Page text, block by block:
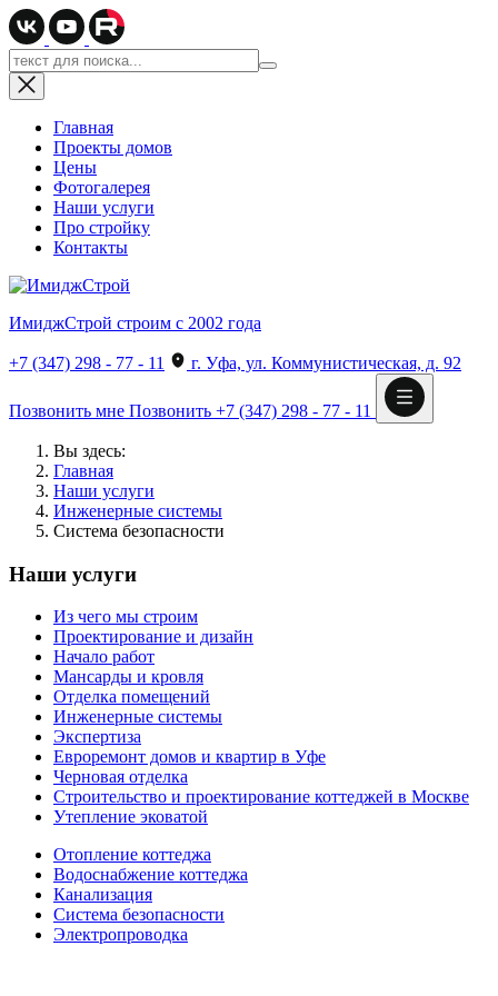
Главная
Проекты домов
Цены
Фотогалерея
Наши услуги
Про стройку
Контакты
ИмиджСтрой строим с 2002 года
+7 (347) 298 - 77 - 11 г. Уфа, ул. Коммунистическая, д. 92
Позвонить мне Позвонить +7 (347) 298 - 77 - 11
Вы здесь:
Главная
Наши услуги
Инженерные системы
Система безопасности
Наши услуги
Из чего мы строим
Проектирование и дизайн
Начало работ
Мансарды и кровля
Отделка помещений
Инженерные системы
Экспертиза
Евроремонт домов и квартир в Уфе
Черновая отделка
Строительство и проектирование коттеджей в Москве
Утепление эковатой
Отопление коттеджа
Водоснабжение коттеджа
Канализация
Система безопасности
Электропроводка